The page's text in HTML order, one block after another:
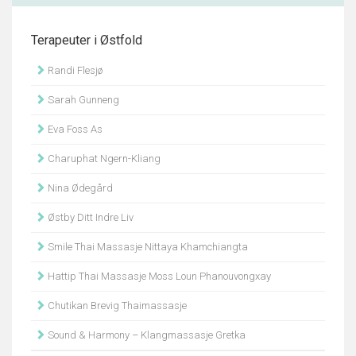
Terapeuter i Østfold
Randi Flesjø
Sarah Gunneng
Eva Foss As
Charuphat Ngern-Kliang
Nina Ødegård
Østby Ditt Indre Liv
Smile Thai Massasje Nittaya Khamchiangta
Hattip Thai Massasje Moss Loun Phanouvongxay
Chutikan Brevig Thaimassasje
Sound & Harmony – Klangmassasje Gretka